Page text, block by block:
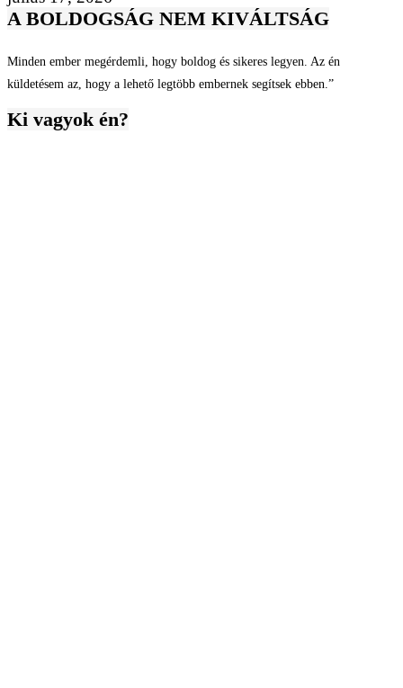
A BOLDOGSÁG NEM KIVÁLTSÁG
Minden ember megérdemli, hogy boldog és sikeres legyen. Az én
küldetésem az, hogy a lehető legtöbb embernek segítsek ebben.”
Ki vagyok én?